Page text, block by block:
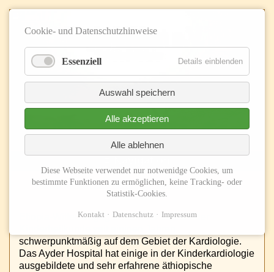
Warum wir seit 2020 nicht mehr in Äthiopien tätig sein
können.
Etiopia-Witten engagiert sich im Bereich der
schwerpunktmäßig auf dem Gebiet der Kardiologie.
Das Ayder Hospital hat einige in der Kinderkardiologie
ausgebildete und sehr erfahrene äthiopische
Cookie- und Datenschutzhinweise
Essenziell Details einblenden
Auswahl speichern
Alle akzeptieren
Alle ablehnen
Diese Webseite verwendet nur notwenidge Cookies, um
bestimmte Funktionen zu ermöglichen, keine Tracking- oder
Statistik-Cookies.
Kontakt Datenschutz Impressum